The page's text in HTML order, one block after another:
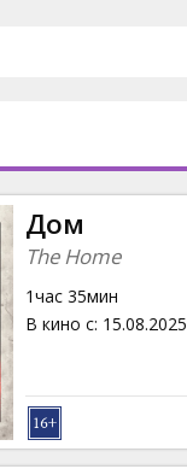
Дом
The Home
1час 35мин
В кино с: 15.08.2025